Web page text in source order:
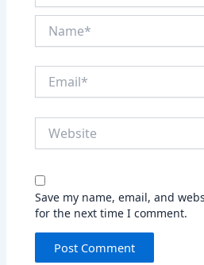
Save my name, email, and
for the next time I comment.